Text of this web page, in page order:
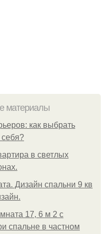
материалы
как выбрать
в светлых
Дизайн спальни 9 кв
17, 6 м 2 с
спальне в частном